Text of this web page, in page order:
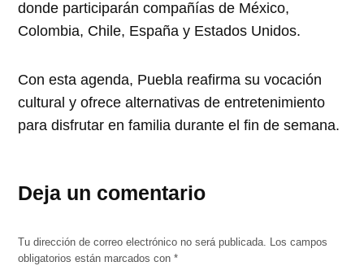
donde participarán compañías de México,
Colombia, Chile, España y Estados Unidos.
Con esta agenda, Puebla reafirma su vocación
cultural y ofrece alternativas de entretenimiento
para disfrutar en familia durante el fin de semana.
Deja un comentario
Tu dirección de correo electrónico no será publicada. Los campos
obligatorios están marcados con*